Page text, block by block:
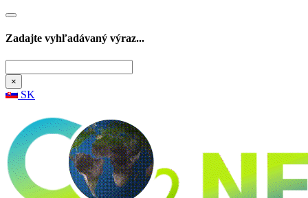
Zadajte vyhľadávaný výraz...
×
SK